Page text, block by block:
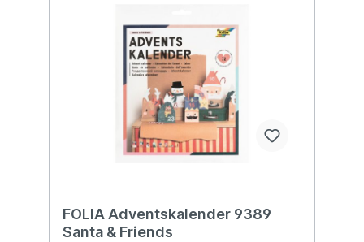
FOLIA Adventskalender 9389
Santa & Friends